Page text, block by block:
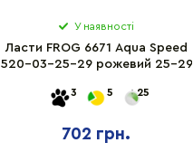
У наявності
Ласти ​​FROG 6671 Aqua Speed
520-03-25-29 рожевий 25-29
3 5 25
702 грн.